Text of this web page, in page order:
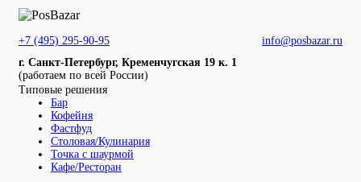
+7 (495) 295-90-95
info@posbazar.ru
г. Санкт-Петербург, Кременчугская 19 к. 1
(работаем по всей России)
Типовые решения
Бар
Кофейня
Фастфуд
Столовая/Кулинария
Точка с шаурмой
Кафе/Ресторан